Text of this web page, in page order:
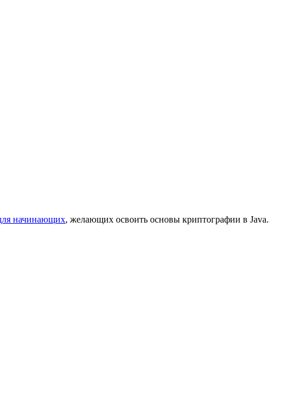
начинающих, желающих освоить основы криптографии в Java.